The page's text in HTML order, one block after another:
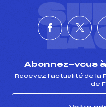
Abonnez-vous
Recevez l’actualité de la
de